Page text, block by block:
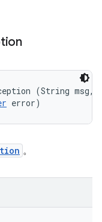
(String msg,
error)
。